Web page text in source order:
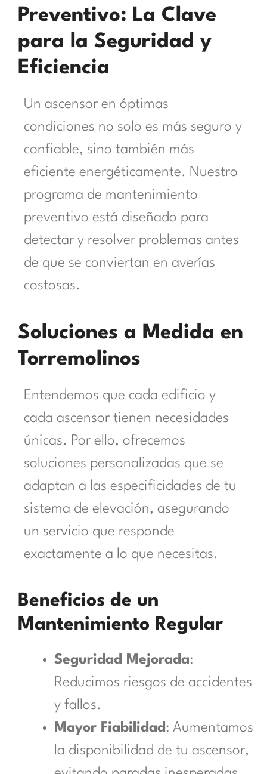
Preventivo: La Clave
para la Seguridad y
Eficiencia
Un ascensor en óptimas
condiciones no solo es más seguro y
confiable, sino también más
eficiente energéticamente. Nuestro
programa de mantenimiento
preventivo está diseñado para
detectar y resolver problemas antes
de que se conviertan en averías
costosas.
Soluciones a Medida en
Torremolinos
Entendemos que cada edificio y
cada ascensor tienen necesidades
únicas. Por ello, ofrecemos
soluciones personalizadas que se
adaptan a las especificidades de tu
sistema de elevación, asegurando
un servicio que responde
exactamente a lo que necesitas.
Beneficios de un
Mantenimiento Regular
Seguridad Mejorada:
Reducimos riesgos de accidentes
y fallos.
Mayor Fiabilidad : Aumentamos
la disponibilidad de tu ascensor,